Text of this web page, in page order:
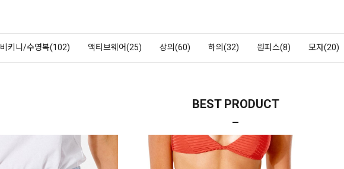
비키니/수영복(102) 액티브웨어(25) 상의(60) 하의(32) 원피스(8) 모자(20)
BEST PRODUCT